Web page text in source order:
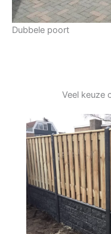
Dubbele poort
Veel keuze